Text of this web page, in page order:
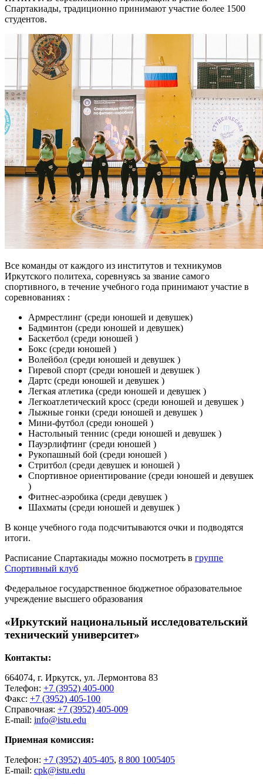
Спартакиады, традиционно принимают участие более 1500
студентов.
Все команды от каждого из институтов и техникумов
Иркутского политеха, соревнуясь за звание самого
спортивного, в течение учебного года принимают участие в
соревнованиях :
Армрестлинг (среди юношей и девушек)
Бадминтон (среди юношей и девушек)
Баскетбол (среди юношей )
Бокс (среди юношей )
Волейбол (среди юношей и девушек )
Гиревой спорт (среди юношей и девушек )
Дартс (среди юношей и девушек )
Легкая атлетика (среди юношей и девушек )
Легкоатлетический кросс (среди юношей и девушек )
Лыжные гонки (среди юношей и девушек )
Мини-футбол (среди юношей )
Настольный теннис (среди юношей и девушек )
Пауэрлифтинг (среди юношей )
Рукопашный бой (среди юношей )
Стритбол (среди девушек и юношей )
Спортивное ориентирование (среди юношей и девушек
)
Фитнес-аэробика (среди девушек )
Шахматы (среди юношей и девушек )
В конце учебного года подсчитываются очки и подводятся
итоги.
Расписание Спартакиады можно посмотреть в группе
Спортивный клуб
Федеральное государственное бюджетное образовательное
учреждение высшего образования
«Иркутский национальный исследовательский
технический университет»
Контакты:
664074, г. Иркутск, ул. Лермонтова 83
Телефон: +7 (3952) 405-000
Факс: +7 (3952) 405-100
Справочная: +7 (3952) 405-009
E-mail: info@istu.edu
Приемная комиссия:
Телефон: +7 (3952) 405-405, 8 800 1005405
E-mail: cpk@istu.edu